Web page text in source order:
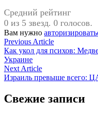
Средний рейтинг
0 из 5 звезд. 0 голосов.
Вам нужно
Навигация
по
записям
Previous ArticlePrevious
article:
Как укол для психов:
Украине
Next ArticleNext
article:
Израиль превыше всего:
Свежие записи